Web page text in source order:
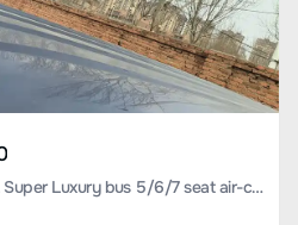
Little Sea Lion X30 2023 1.5L Super Luxury bus 5/6/7 seat air-conditioned version SWC15M